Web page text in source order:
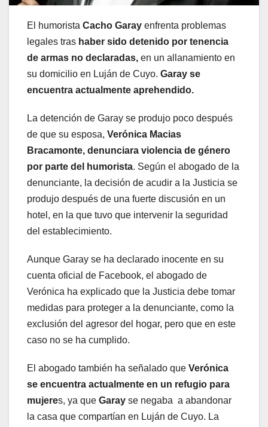
El humorista Cacho Garay enfrenta problemas
legales tras haber sido detenido por tenencia
de armas no declaradas, en un allanamiento en
su domicilio en Luján de Cuyo. Garay se
encuentra actualmente aprehendido.
La detención de Garay se produjo poco después
de que su esposa, Verónica Macias
Bracamonte, denunciara violencia de género
por parte del humorista. Según el abogado de la
denunciante, la decisión de acudir a la Justicia se
produjo después de una fuerte discusión en un
hotel, en la que tuvo que intervenir la seguridad
del establecimiento.
Aunque Garay se ha declarado inocente en su
cuenta oficial de Facebook, el abogado de
Verónica ha explicado que la Justicia debe tomar
medidas para proteger a la denunciante, como la
exclusión del agresor del hogar, pero que en este
caso no se ha cumplido.
El abogado también ha señalado que Verónica
se encuentra actualmente en un refugio para
mujeres, ya que Garay se negaba a abandonar
la casa que compartían en Luján de Cuyo. La